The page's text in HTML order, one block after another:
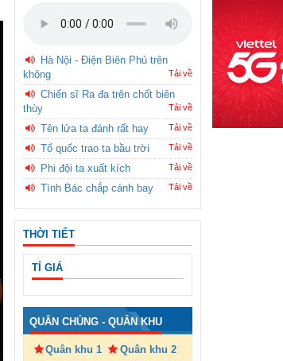
Hà Nội - Điện Biên Phủ trên
không
Tải về
Chiến sĩ Ra đa trên chốt biên
thùy
Tải về
Tên lửa ta đánh rất hay Tải về
Tổ quốc trao ta bầu trời Tải về
Phi đội ta xuất kích Tải về
Tình Bác chắp cánh bay Tải về
THỜI TIẾT
TỈ GIÁ
QUÂN CHỦNG - QUÂN KHU
Quân khu 1
Quân khu 2